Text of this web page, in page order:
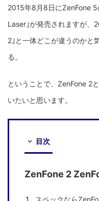
2015年8月8日にZenFone
Laser｣が発売されますが、
2｣と一体どこが違うのかと
る。
ということで、ZenFone 2
いたいと思います。
目次
ZenFone 2